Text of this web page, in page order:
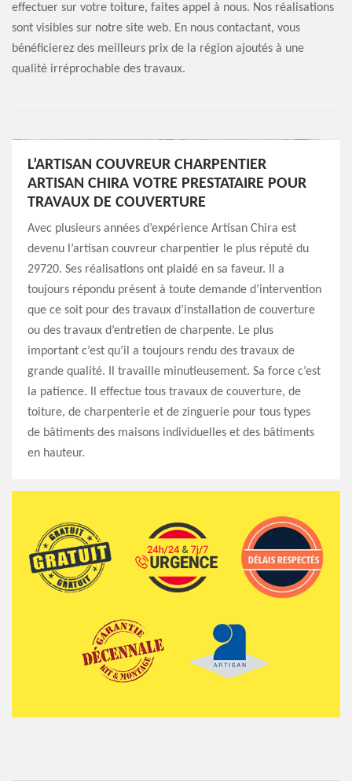
effectuer sur votre toiture, faites appel à nous. Nos réalisations
sont visibles sur notre site web. En nous contactant, vous
bénéficierez des meilleurs prix de la région ajoutés à une
qualité irréprochable des travaux.
L’ARTISAN COUVREUR CHARPENTIER
ARTISAN CHIRA VOTRE PRESTATAIRE POUR
TRAVAUX DE COUVERTURE
Avec plusieurs années d’expérience Artisan Chira est
devenu l’artisan couvreur charpentier le plus réputé du
29720. Ses réalisations ont plaidé en sa faveur. Il a
toujours répondu présent à toute demande d’intervention
que ce soit pour des travaux d’installation de couverture
ou des travaux d’entretien de charpente. Le plus
important c’est qu’il a toujours rendu des travaux de
grande qualité. Il travaille minutieusement. Sa force c’est
la patience. Il effectue tous travaux de couverture, de
toiture, de charpenterie et de zinguerie pour tous types
de bâtiments des maisons individuelles et des bâtiments
en hauteur.